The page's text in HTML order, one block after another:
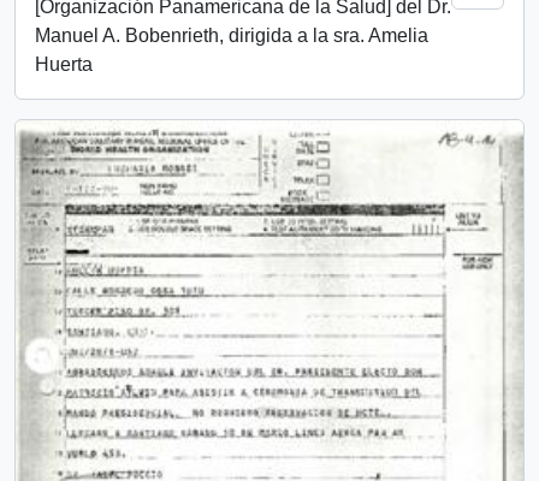
[Organización Panamericana de la Salud] del Dr.
Manuel A. Bobenrieth, dirigida a la sra. Amelia
Huerta